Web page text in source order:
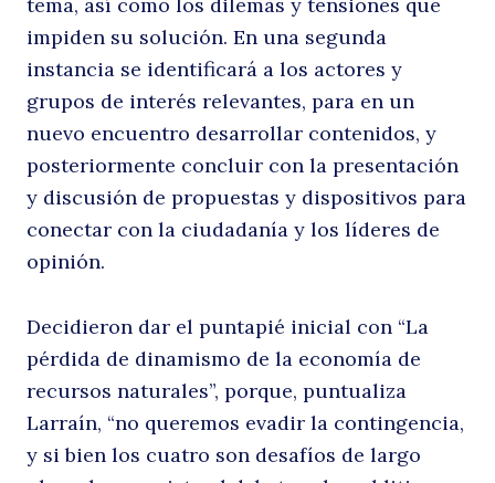
impiden su solución. En una segunda
instancia se identificará a los actores y
grupos de interés relevantes, para en un
nuevo encuentro desarrollar contenidos, y
posteriormente concluir con la presentación
y discusión de propuestas y dispositivos para
conectar con la ciudadanía y los líderes de
opinión.
Decidieron dar el puntapié inicial con “La
pérdida de dinamismo de la economía de
recursos naturales”, porque, puntualiza
Larraín, “no queremos evadir la contingencia,
y si bien los cuatro son desafíos de largo